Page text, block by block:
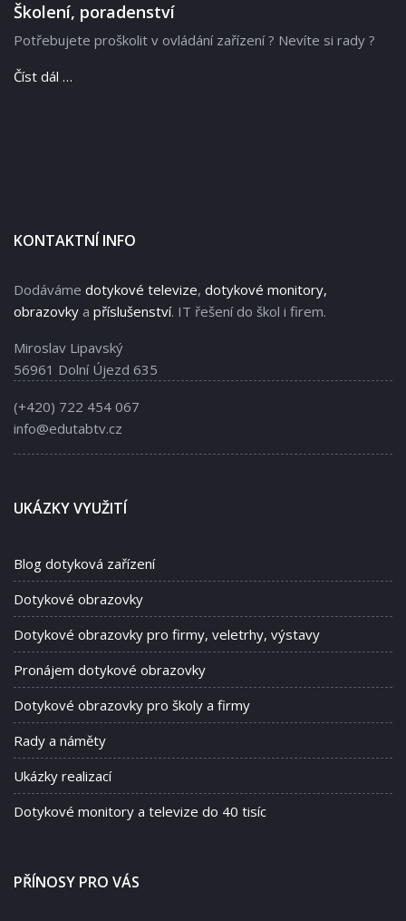
Školení, poradenství
Potřebujete proškolit v ovládání zařízení ? Nevíte si rady ?
Číst dál …
KONTAKTNÍ INFO
Dodáváme dotykové televize, dotykové monitory,
obrazovky a příslušenství. IT řešení do škol i firem.
Miroslav Lipavský
56961 Dolní Újezd 635
(+420) 722 454 067
info@edutabtv.cz
UKÁZKY VYUŽITÍ
Blog dotyková zařízení
Dotykové obrazovky
Dotykové obrazovky pro firmy, veletrhy, výstavy
Pronájem dotykové obrazovky
Dotykové obrazovky pro školy a firmy
Rady a náměty
Ukázky realizací
Dotykové monitory a televize do 40 tisíc
PŘÍNOSY PRO VÁS